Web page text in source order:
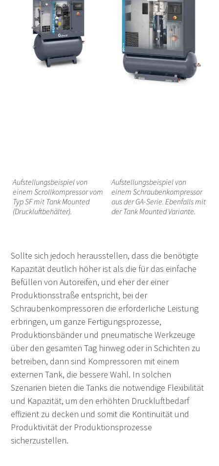
Aufstellungsbeispiel von
einem Scrollkompressor vom
Typ SF mit Tank Mounted
(Druckluftbehälter).
Aufstellungsbeispiel von
einem Schraubenkompressor
aus der GA-Serie. Ebenfalls mit
der Tank Mounted Variante.
Sollte sich jedoch herausstellen, dass die benötigte
Kapazität deutlich höher ist als die für das einfache
Befüllen von Autoreifen, und eher der einer
Produktionsstraße entspricht, bei der
Schraubenkompressoren die erforderliche Leistung
erbringen, um ganze Fertigungsprozesse,
Produktionsbänder und pneumatische Werkzeuge
über den gesamten Tag hinweg oder in Schichten zu
betreiben, dann sind Kompressoren mit einem
externen Tank, die bessere Wahl. In solchen
Szenarien bieten die Tanks die notwendige Flexibilität
und Kapazität, um den erhöhten Druckluftbedarf
effizient zu decken und somit die Kontinuität und
Produktivität der Produktionsprozesse
sicherzustellen.